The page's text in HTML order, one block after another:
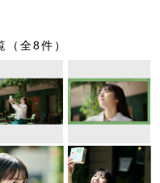
（全8件）